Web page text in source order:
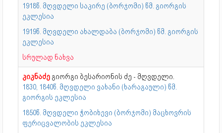
1918წ. მღვდელი საკირე (ბორჯომი) წმ. გიორგის
ეკლესია
1919წ. მღვდელი ახალდაბა (ბორჯომი) წმ. გიორგის
ეკლესია
სრულად ნახვა
კიკნაძე გიორგი ბესარიონის ძე - მღვდელი.
1830, 1840წ. მღვდელი ვახანი (ხარაგაული) წმ.
გიორგის ეკლესია
1850წ. მღვდელი ჭობიხევი (ბორჯომი) მაცხოვრის
ფერიცვალობის ეკლესია